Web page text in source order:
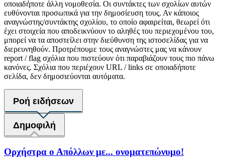
οποιαδήποτε άλλη νομοθεσία. Οι συντάκτες των σχολίων αυτών
ευθύνονται προσωπικά για την δημοσίευση τους. Αν κάποιος
αναγνώστης/συντάκτης σχολίου, το οποίο αφαιρείται, θεωρεί ότι
έχει στοιχεία που αποδεικνύουν το αληθές του περιεχομένου του,
μπορεί να τα αποστείλει στην διεύθυνση της ιστοσελίδας για να
διερευνηθούν. Προτρέπουμε τους αναγνώστες μας να κάνουν
report / flag σχόλια που πιστεύουν ότι παραβιάζουν τους πιο πάνω
κανόνες. Σχόλια που περιέχουν URL / links σε οποιαδήποτε
σελίδα, δεν δημοσιεύονται αυτόματα.
Ροή ειδήσεων
Δημοφιλή
Ορχήστρα o Aπόλλων με... ονοματεπώνυμο!